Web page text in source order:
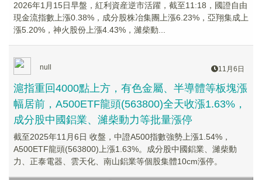
2026年1月15日早盤，紅利資産逆市活躍，截至11:18，國證自由
現金流指數上漲0.38%，成分股株冶集團上漲6.23%，亞翔集成上
漲5.20%，神火股份上漲4.43%，濰柴動...
null 11月6日
滬指重回4000點上方，有色金屬、半導體等板塊漲
幅居前，A500ETF龍頭(563800)全天收漲1.63%，
成分股中國鋁業、濰柴動力等批量漲停
截至2025年11月6日 收盤，中證A500指數強勢上漲1.54%，
A500ETF龍頭(563800)上漲1.63%。成分股中國鋁業、濰柴動
力、正泰電器、雲天化、南山鋁業等個股集體10cm漲停。